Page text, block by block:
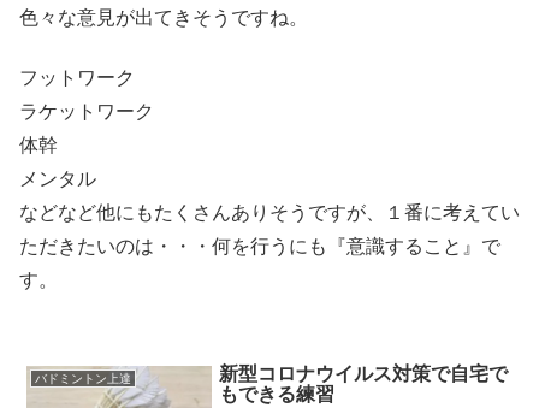
色々な意見が出てきそうですね。
フットワーク
ラケットワーク
体幹
メンタル
などなど他にもたくさんありそうですが、１番に考えてい
ただきたいのは・・・何を行うにも『意識すること』で
す。
バドミントン上達 新型コロナウイルス対策で自宅で
もできる練習